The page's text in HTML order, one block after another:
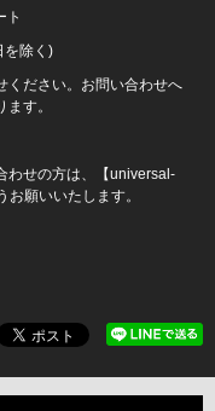
ト
除く)
ださい。お問い合わせへ
す。
わせの方は、【universal-
願いいたします。